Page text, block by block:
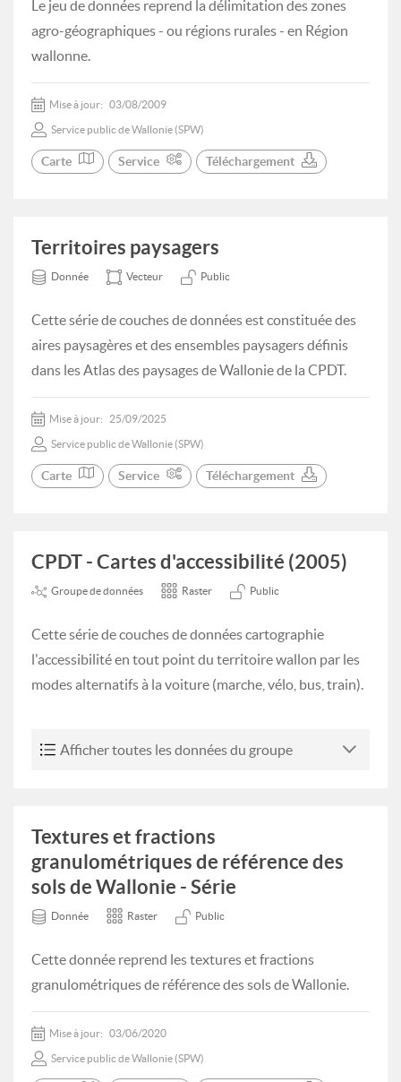
Le jeu de données reprend la délimitation des zones
agro-géographiques - ou régions rurales - en Région
wallonne.
Mise à jour: 03/08/2009
Service public de Wallonie (SPW)
Carte Service Téléchargement
Territoires paysagers
Donnée Vecteur Public
Cette série de couches de données est constituée des
aires paysagères et des ensembles paysagers définis
dans les Atlas des paysages de Wallonie de la CPDT.
Mise à jour: 25/09/2025
Service public de Wallonie (SPW)
Carte Service Téléchargement
CPDT - Cartes d'accessibilité (2005)
Groupe de données Raster Public
Cette série de couches de données cartographie
l'accessibilité en tout point du territoire wallon par les
modes alternatifs à la voiture (marche, vélo, bus, train).
Afficher toutes les données du groupe
Textures et fractions
granulométriques de référence des
sols de Wallonie - Série
Donnée Raster Public
Cette donnée reprend les textures et fractions
granulométriques de référence des sols de Wallonie.
Mise à jour: 03/06/2020
Service public de Wallonie (SPW)